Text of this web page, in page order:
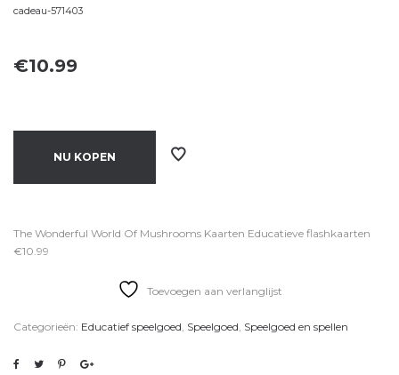
cadeau-571403
€10.99
NU KOPEN
The Wonderful World Of Mushrooms Kaarten Educatieve flashkaarten
€10.99
Toevoegen aan verlanglijst
Categorieën: Educatief speelgoed, Speelgoed, Speelgoed en spellen